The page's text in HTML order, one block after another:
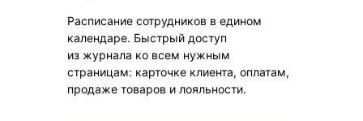
Расписание сотрудников в едином
календаре. Быстрый доступ
из журнала ко всем нужным
страницам: карточке клиента, оплатам,
продаже товаров и лояльности.